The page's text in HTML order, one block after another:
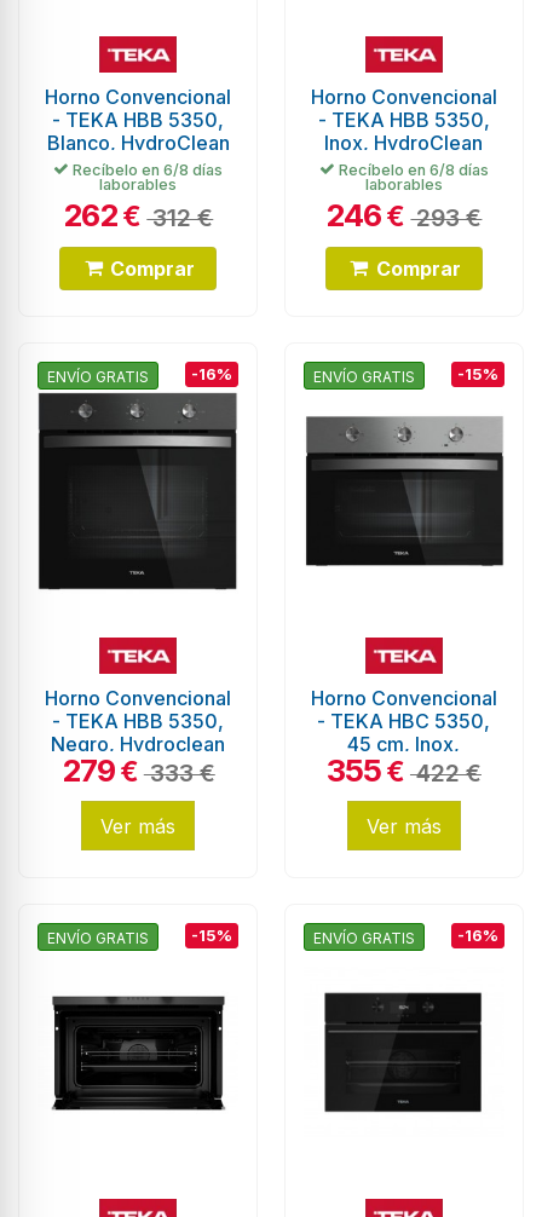
Horno Convencional
- TEKA HBB 5350,
Blanco, HydroClean
Eco
Recíbelo en 6/8 días
laborables
262€ 312 €
Comprar
Horno Convencional
- TEKA HBB 5350,
Inox, HydroClean
Eco, 76L
Recíbelo en 6/8 días
laborables
246€ 293 €
Comprar
ENVÍO GRATIS -16%
Horno Convencional
- TEKA HBB 5350,
Negro, Hydroclean
ECo, 76L
279€ 333 €
Ver más
ENVÍO GRATIS -15%
Horno Convencional
- TEKA HBC 5350,
45 cm, Inox,
Hydroclean Eco
355€ 422 €
Ver más
ENVÍO GRATIS -15% ENVÍO GRATIS -16%